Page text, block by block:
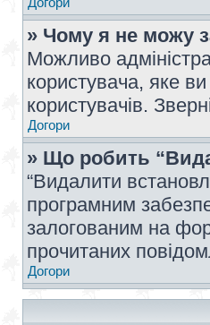
» Чому я не можу
Можливо
користувача, яке
користувачів.
Догори
» Що робить
“Видалити
програмним
залогованим на
прочитаних
Догори